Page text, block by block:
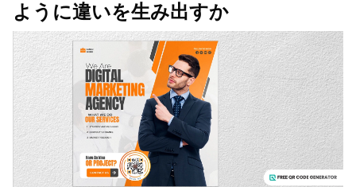
ように違いを生み出すか